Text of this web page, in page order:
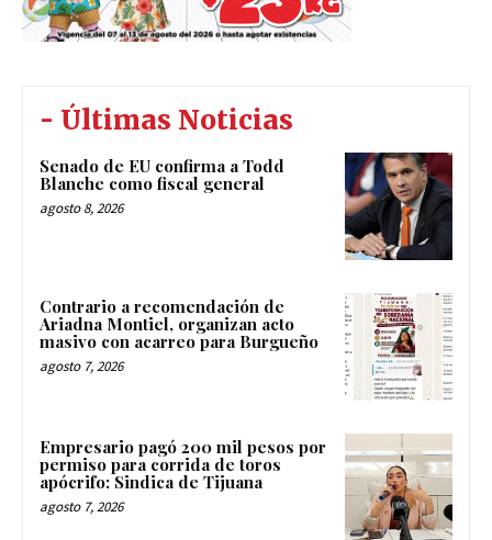
- Últimas Noticias
Senado de EU confirma a Todd
Blanche como fiscal general
agosto 8, 2026
Contrario a recomendación de
Ariadna Montiel, organizan acto
masivo con acarreo para Burgueño
agosto 7, 2026
Empresario pagó 200 mil pesos por
permiso para corrida de toros
apócrifo: Sindica de Tijuana
agosto 7, 2026